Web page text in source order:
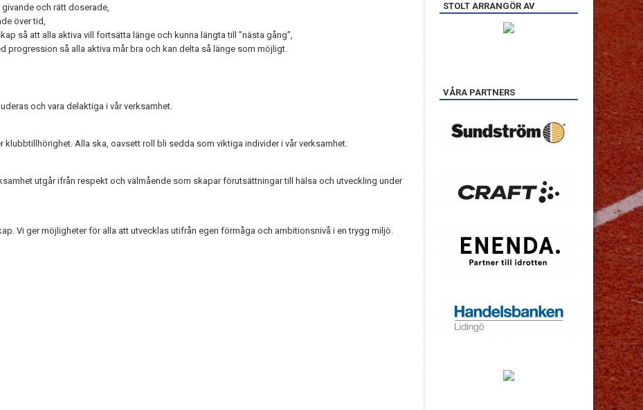
och rätt doserade,
över tid,
så att alla aktiva vill fortsätta länge och kunna längta till ”nästa gång”,
progression så alla aktiva mår bra och kan delta så länge som möjligt.
och vara delaktiga i vår verksamhet.
Alla ska, oavsett roll bli sedda som viktiga individer i vår verksamhet.
utgår ifrån respekt och välmående som skapar förutsättningar till hälsa och utveckling under
Vi ger möjligheter för alla att utvecklas utifrån egen förmåga och ambitionsnivå i en trygg miljö.
STOLT ARRANGÖR AV
VÅRA PARTNERS